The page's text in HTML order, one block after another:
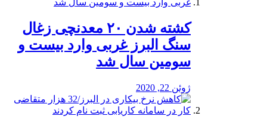
کشته شدن ۲۰ معدنچی زغال
سنگ البرز غربی وارد بیست و
سومین سال شد
ژوئن 22, 2020